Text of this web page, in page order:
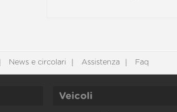
News e circolari Assistenza Faq
Veicoli